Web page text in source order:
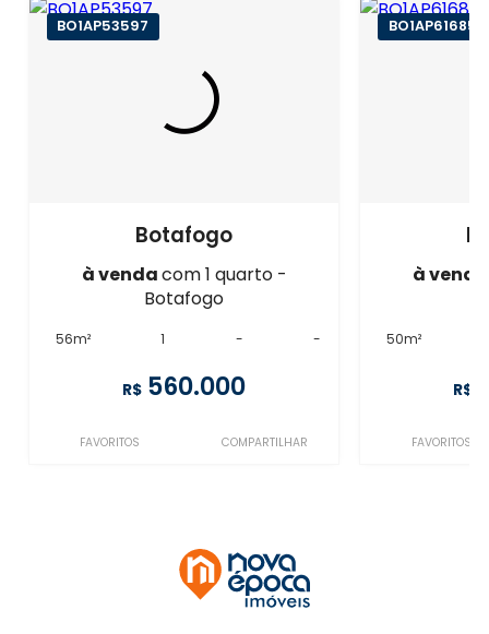
BO1AP53597
Botafogo
à vendacom 1 quarto -
Botafogo
56m² 1 - -
R$ 560.000
FAVORITOS COMPARTILHAR
BO1AP61685
à
50m²
R$
FAVORITOS